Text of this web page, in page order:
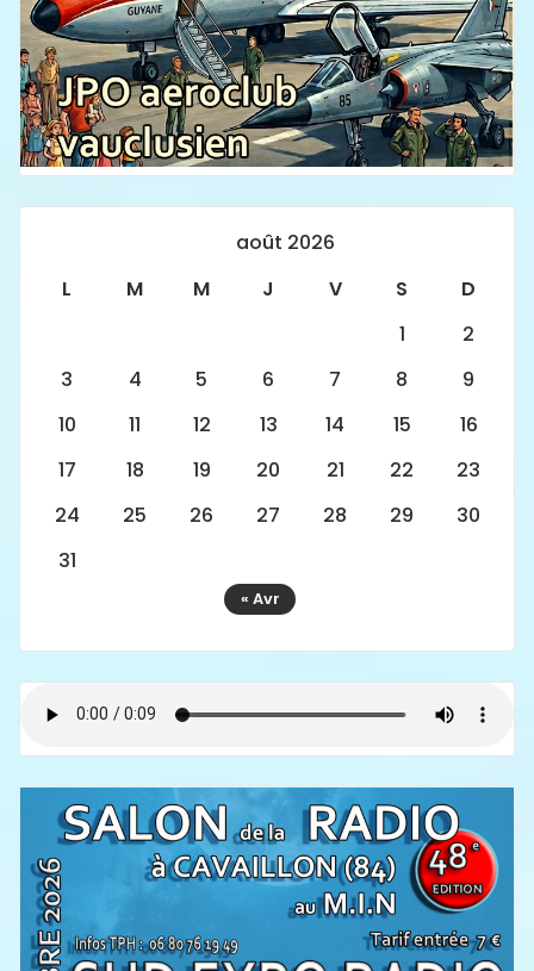
août 2026
L
M M J V S
D
1
2
3
4 5 6 7 8
9
10
11 12 13 14 15
16
17
18 19 20 21 22
23
24
25 26 27 28 29
30
31
« Avr